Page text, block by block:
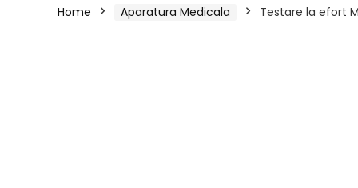
Home Aparatura Medicala Testare la efort